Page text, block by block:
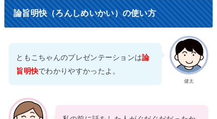
論旨明快（ろんしめいかい）の使い方
健太
ともこちゃんのプレゼンテーションは論
旨明快でわかりやすかったよ。